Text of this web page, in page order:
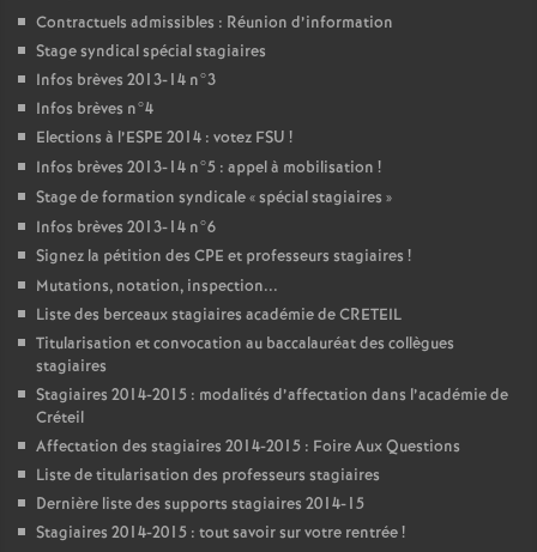
Contractuels admissibles : Réunion d’information
Stage syndical spécial stagiaires
Infos brèves 2013-14 n°3
Infos brèves n°4
Elections à l’ESPE 2014 : votez FSU !
Infos brèves 2013-14 n°5 : appel à mobilisation !
Stage de formation syndicale «spécial stagiaires »
Infos brèves 2013-14 n°6
Signez la pétition des CPE et professeurs stagiaires !
Mutations, notation, inspection...
Liste des berceaux stagiaires académie deCRETEIL
Titularisation et convocation au baccalauréat des collègues
stagiaires
Stagiaires 2014-2015 : modalités d’affectation dans l’académie de
Créteil
Affectation des stagiaires 2014-2015 : Foire Aux Questions
Liste de titularisation des professeurs stagiaires
Dernière liste des supports stagiaires 2014-15
Stagiaires 2014-2015 : tout savoir sur votre rentrée!